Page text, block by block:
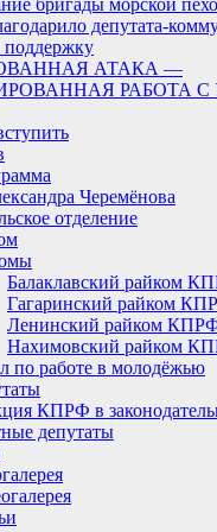
депутата-
поддержку
АТАКА —
РАБОТА
Черемёнова
отделение
Балаклавский райком
Гагаринский райком
Ленинский райком
Нахимовский райком
по работе в молодёжью
КПРФ в
депутаты